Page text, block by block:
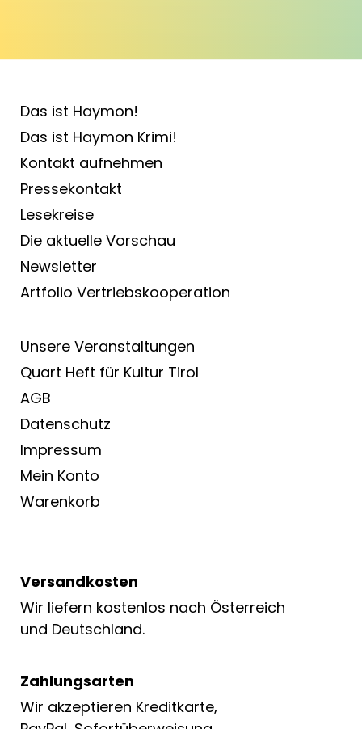
Das ist Haymon!
Das ist Haymon Krimi!
Kontakt aufnehmen
Pressekontakt
Lesekreise
Die aktuelle Vorschau
Newsletter
Artfolio Vertriebs­kooperation
Unsere Veranstaltungen
Quart Heft für Kultur Tirol
AGB
Datenschutz
Impressum
Mein Konto
Warenkorb
Versandkosten
Wir liefern kostenlos nach Österreich
und Deutschland.
Zahlungsarten
Wir akzeptieren Kreditkarte,